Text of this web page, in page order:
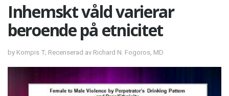
Inhemskt våld varierar
beroende på etnicitet
by Kompis T; Recenserad av Richard N. Fogoros, MD